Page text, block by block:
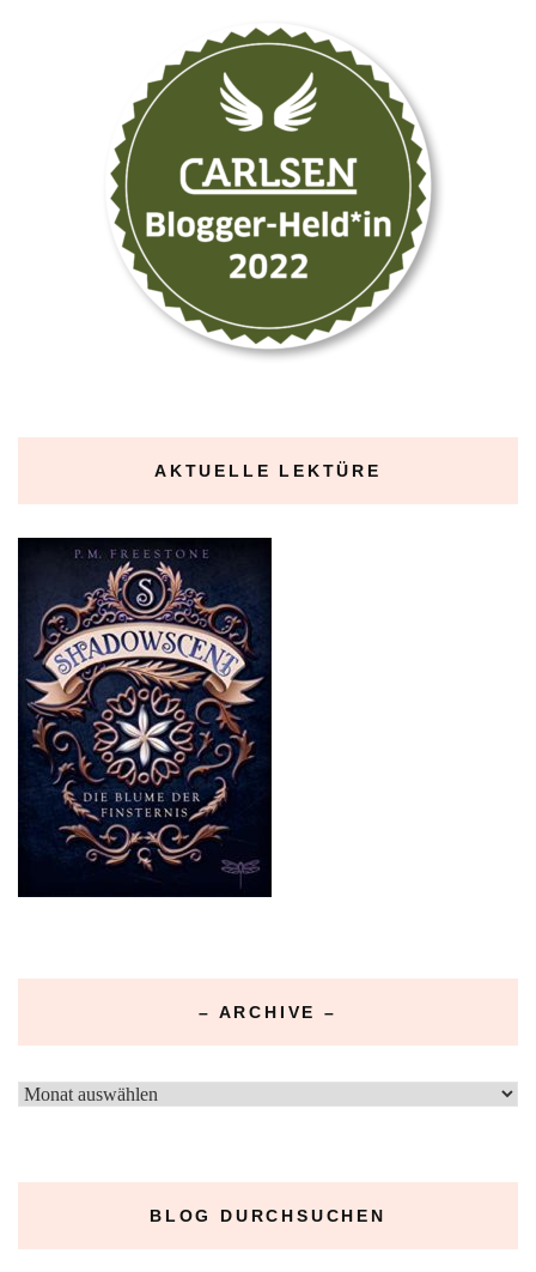
AKTUELLE LEKTÜRE
– ARCHIVE –
–
BLOG DURCHSUCHEN